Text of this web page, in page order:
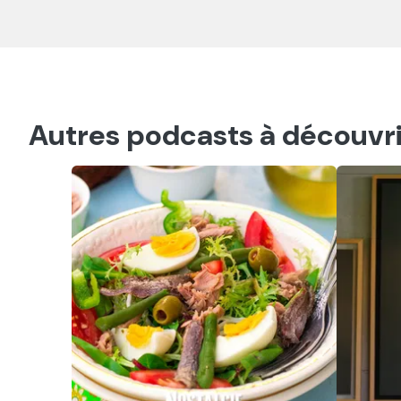
Autres podcasts à